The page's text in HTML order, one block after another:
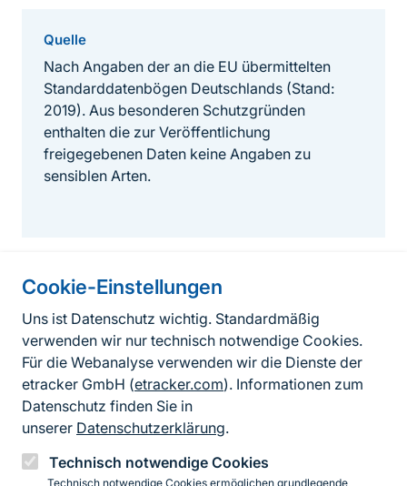
Cookie-Einstellungen
Uns ist Datenschutz wichtig. Standardmäßig
verwenden wir nur technisch notwendige Cookies.
Für die Webanalyse verwenden wir die Dienste der
etracker GmbH (etracker.com). Informationen zum
Datenschutz finden Sie in
unserer Datenschutzerklärung.
Technisch notwendige Cookies
Technisch notwendige Cookies ermöglichen grundlegende
Quelle
Nach Angaben der an die EU übermittelten
Standarddatenbögen Deutschlands (Stand:
2019). Aus besonderen Schutzgründen
enthalten die zur Veröffentlichung
freigegebenen Daten keine Angaben zu
sensiblen Arten.
Informationen zur Seite
FußzeileKontakt zum BfN
Kontaktformular
Erklärung zur Barrierefreiheit
Impressum